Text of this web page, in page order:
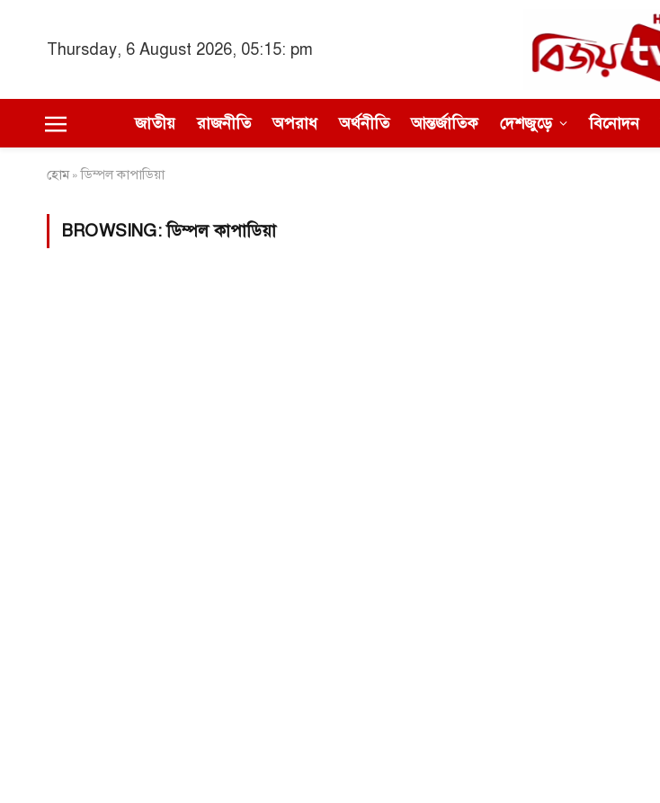
Thursday, 6 August 2026, 05:15: pm
জাতীয় রাজনীতি অপরাধ অর্থনীতি আন্তর্জাতিক দেশজুড়ে বিনোদন
হোম»ডিম্পল কাপাডিয়া
BROWSING:ডিম্পল কাপাডিয়া